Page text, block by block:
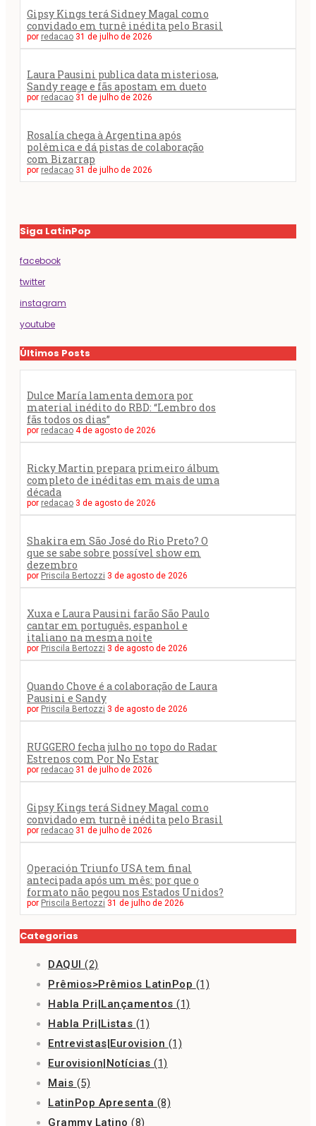
Gipsy Kings terá Sidney Magal como
convidado em turnê inédita pelo Brasil
por redacao 31 de julho de 2026
Laura Pausini publica data misteriosa,
Sandy reage e fãs apostam em dueto
por redacao 31 de julho de 2026
Rosalía chega à Argentina após
polêmica e dá pistas de colaboração
com Bizarrap
por redacao 31 de julho de 2026
Siga LatinPop
facebook
twitter
instagram
youtube
Últimos Posts
Dulce María lamenta demora por
material inédito do RBD: “Lembro dos
fãs todos os dias”
por redacao 4 de agosto de 2026
Ricky Martin prepara primeiro álbum
completo de inéditas em mais de uma
década
por redacao 3 de agosto de 2026
Shakira em São José do Rio Preto? O
que se sabe sobre possível show em
dezembro
por Priscila Bertozzi 3 de agosto de 2026
Xuxa e Laura Pausini farão São Paulo
cantar em português, espanhol e
italiano na mesma noite
por Priscila Bertozzi 3 de agosto de 2026
Quando Chove é a colaboração de Laura
Pausini e Sandy
por Priscila Bertozzi 3 de agosto de 2026
RUGGERO fecha julho no topo do Radar
Estrenos com Por No Estar
por redacao 31 de julho de 2026
Gipsy Kings terá Sidney Magal como
convidado em turnê inédita pelo Brasil
por redacao 31 de julho de 2026
Operación Triunfo USA tem final
antecipada após um mês: por que o
formato não pegou nos Estados Unidos?
por Priscila Bertozzi 31 de julho de 2026
Categorias
DAQUI (2)
Prêmios>Prêmios LatinPop (1)
Habla Pri|Lançamentos (1)
Habla Pri|Listas (1)
Entrevistas|Eurovision (1)
Eurovision|Notícias (1)
Mais (5)
LatinPop Apresenta (8)
Grammy Latino (8)